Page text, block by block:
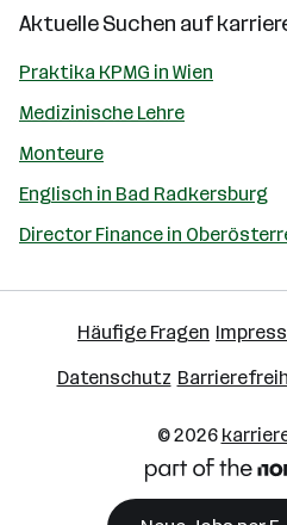
Aktuelle Suchen auf
Praktika KPMG in Wien
Medizinische Lehre
Monteure
Englisch in Bad Radkersburg
Director Finance in
Häufige Fragen
Datenschutz
© 2026